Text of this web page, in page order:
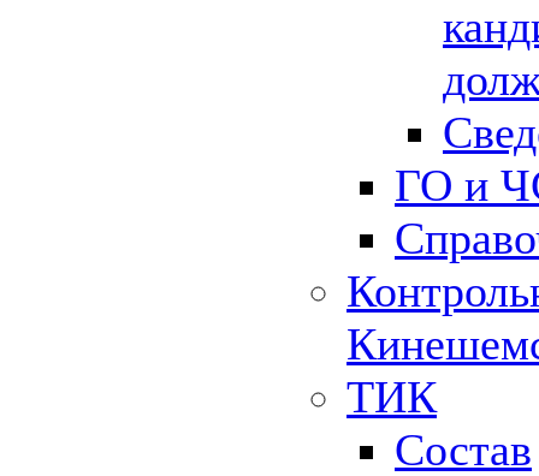
ГО и
ТИК
Состав